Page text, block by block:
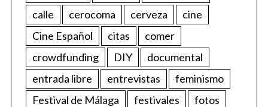
calle
cerocoma cerveza
cine
Cine Español
citas
comer
crowdfunding
DIY
documental
entrada libre
entrevistas
feminismo
Festival de Málaga
festivales
fotos